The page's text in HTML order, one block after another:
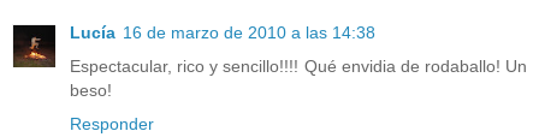
Lucía 16 de marzo de 2010 a las 14:38
Espectacular, rico y sencillo!!!! Qué envidia de rodaballo! Un
beso!
Responder